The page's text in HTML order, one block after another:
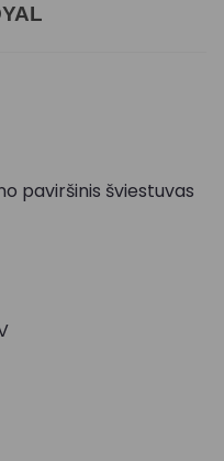
paviršinis šviestuvas